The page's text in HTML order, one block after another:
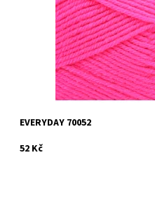
EVERYDAY 70052
52 Kč